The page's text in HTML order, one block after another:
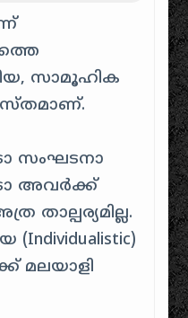
സാമൂഹിക
സംഘടനാ
അവർക്ക്
താല്പര്യമില്ല.
(Individualistic)
മലയാളി